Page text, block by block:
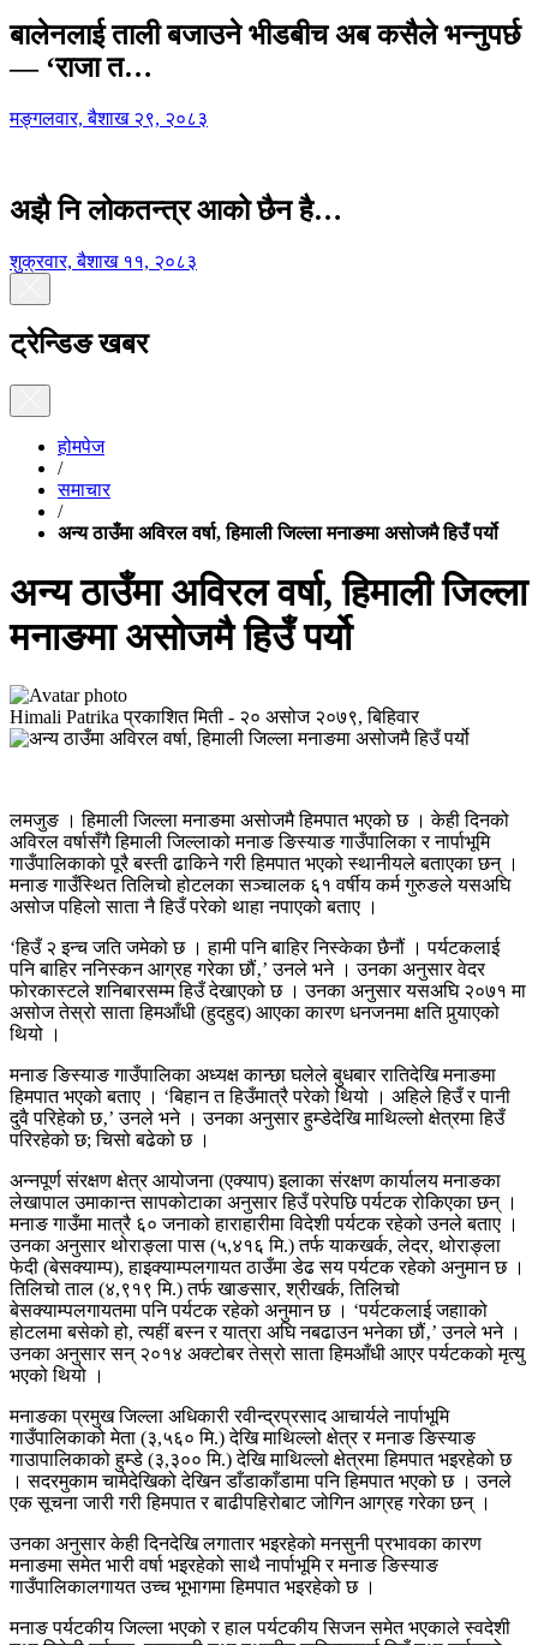
बालेनलाई ताली बजाउने भीडबीच अब कसैले भन्नुपर्छ
— ‘राजा त…
मङ्गलवार, बैशाख २९, २०८३
अझै नि लोकतन्त्र आको छैन है…
शुक्रवार, बैशाख ११, २०८३
ट्रेन्डिङ खबर
होमपेज
/
समाचार
/
अन्य ठाउँमा अविरल वर्षा, हिमाली जिल्ला मनाङमा असोजमै हिउँ पर्यो
अन्य ठाउँमा अविरल वर्षा, हिमाली जिल्ला
मनाङमा असोजमै हिउँ पर्यो
Himali Patrika प्रकाशित मिती - २० असोज २०७९, बिहिवार
लमजुङ । हिमाली जिल्ला मनाङमा असोजमै हिमपात भएको छ । केही दिनको
अविरल वर्षासँगै हिमाली जिल्लाको मनाङ ङिस्याङ गाउँपालिका र नार्पाभूमि
गाउँपालिकाको पूरै बस्ती ढाकिने गरी हिमपात भएको स्थानीयले बताएका छन् ।
मनाङ गाउँस्थित तिलिचो होटलका सञ्चालक ६१ वर्षीय कर्म गुरुङले यसअघि
असोज पहिलो साता नै हिउँ परेको थाहा नपाएको बताए ।
‘हिउँ २ इन्च जति जमेको छ । हामी पनि बाहिर निस्केका छैनौं । पर्यटकलाई
पनि बाहिर ननिस्कन आग्रह गरेका छौं‚’ उनले भने । उनका अनुसार वेदर
फोरकास्टले शनिबारसम्म हिउँ देखाएको छ । उनका अनुसार यसअघि २०७१ मा
असोज तेस्रो साता हिमआँधी (हुदहुद) आएका कारण धनजनमा क्षति पुर्‍याएको
थियो ।
मनाङ ङिस्याङ गाउँपालिका अध्यक्ष कान्छा घलेले बुधबार रातिदेखि मनाङमा
हिमपात भएको बताए । ‘बिहान त हिउँमात्रै परेको थियो । अहिले हिउँ र पानी
दुवै परिहेको छ‚’ उनले भने । उनका अनुसार हुम्डेदेखि माथिल्लो क्षेत्रमा हिउँ
परिरहेको छ; चिसो बढेको छ ।
अन्नपूर्ण संरक्षण क्षेत्र आयोजना (एक्याप) इलाका संरक्षण कार्यालय मनाङका
लेखापाल उमाकान्त सापकोटाका अनुसार हिउँ परेपछि पर्यटक रोकिएका छन् ।
मनाङ गाउँमा मात्रै ६० जनाको हाराहारीमा विदेशी पर्यटक रहेको उनले बताए ।
उनका अनुसार थोराङ्ला पास (५,४१६ मि.) तर्फ याकखर्क, लेदर, थोराङ्ला
फेदी (बेसक्याम्प), हाइक्याम्पलगायत ठाउँमा डेढ सय पर्यटक रहेको अनुमान छ ।
तिलिचो ताल (४,९१९ मि.) तर्फ खाङसार, श्रीखर्क, तिलिचो
बेसक्याम्पलगायतमा पनि पर्यटक रहेको अनुमान छ । ‘पर्यटकलाई जहााको
होटलमा बसेको हो, त्यहीं बस्न र यात्रा अघि नबढाउन भनेका छौं‚’ उनले भने ।
उनका अनुसार सन् २०१४ अक्टोबर तेस्रो साता हिमआँधी आएर पर्यटकको मृत्यु
भएको थियो ।
मनाङका प्रमुख जिल्ला अधिकारी रवीन्द्रप्रसाद आचार्यले नार्पाभूमि
गाउँपालिकाको मेता (३,५६० मि.) देखि माथिल्लो क्षेत्र र मनाङ ङिस्याङ
गाउापालिकाको हुम्डे (३,३०० मि.) देखि माथिल्लो क्षेत्रमा हिमपात भइरहेको छ
। सदरमुकाम चामेदेखिको देखिन डाँडाकाँडामा पनि हिमपात भएको छ । उनले
एक सूचना जारी गरी हिमपात र बाढीपहिरोबाट जोगिन आग्रह गरेका छन् ।
उनका अनुसार केही दिनदेखि लगातार भइरहेको मनसुनी प्रभावका कारण
मनाङमा समेत भारी वर्षा भइरहेको साथै नार्पाभूमि र मनाङ ङिस्याङ
गाउँपालिकालगायत उच्च भूभागमा हिमपात भइरहेको छ ।
मनाङ पर्यटकीय जिल्ला भएको र हाल पर्यटकीय सिजन समेत भएकाले स्वदेशी